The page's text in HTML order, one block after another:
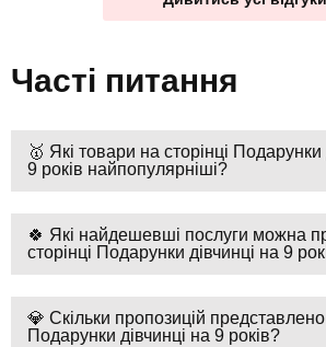
Часті питання
🥇 Які товари на сторінці Подарунки
9 років найпопулярніші?
🍀 Які найдешевші послуги можна
сторінці Подарунки дівчинці на 9
💎 Скільки пропозицій представлено
Подарунки дівчинці на 9 років?